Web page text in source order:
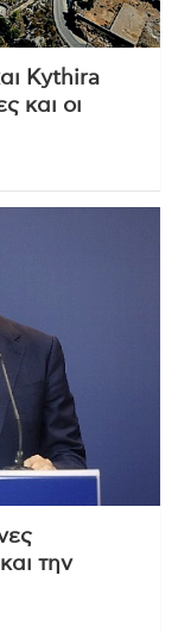
Kythira
και οι
την